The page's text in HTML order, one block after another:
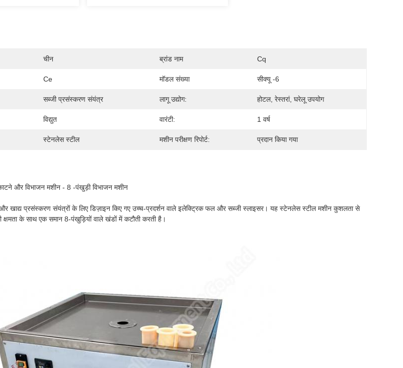
चीन ब्रांड नाम Cq
Ce मॉडल संख्या सीक्यू -6
सब्जी प्रसंस्करण संयंत्र लागू उद्योग: होटल, रेस्तरां, घरेलू उपयोग
विद्युत वारंटी: 1 वर्ष
स्टेनलेस स्टील मशीन परीक्षण रिपोर्ट: प्रदान किया गया
और विभाजन मशीन - 8 -पंखुड़ी विभाजन मशीन
और खाद्य प्रसंस्करण संयंत्रों के लिए डिज़ाइन किए गए उच्च-प्रदर्शन वाले इलेक्ट्रिक फल और सब्जी स्लाइसर। यह स्टेनलेस स्टील मशीन कुशलता से
क्षमता के साथ एक समान 8-पंखुड़ियों वाले खंडों में कटौती करती है।